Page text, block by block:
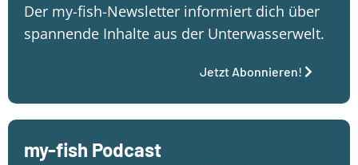
Der my-fish-Newsletter informiert dich über
spannende Inhalte aus der Unterwasserwelt.
Jetzt Abonnieren!
my-fish Podcast